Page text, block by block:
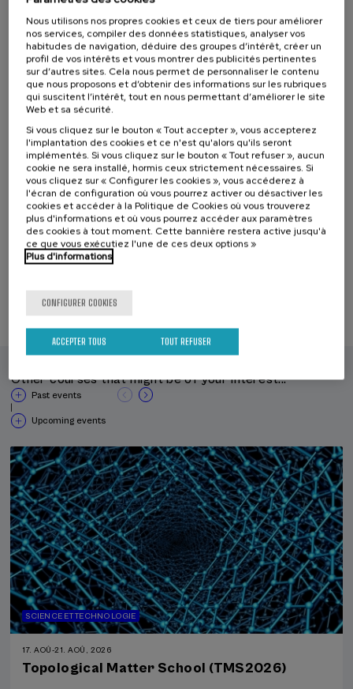
estas edades.
Iniciarse/Profundizar en los ámbitos y dimensiones de esta
intervención educativa centrada en el respeto al bebé y niño
pequeño.
Date d'échéance
Liste
d'attente
Enrollment deadline completed
Directeur(-
trice)
cours
DIRECTEUR(-TRICE) DU COURS
Elena Herrán Izagirre
UPV/EHU, Profesora Agregada
Reconnaissance officielle par l'État: 30 heures
Aurrez aurrekoa
Other courses that might be of your interest...
Past events
Upcoming events
SCIENCE ET TECHNOLOGIE
17. AOÛ-21. AOÛ, 2026
Topological Matter School (TMS2026)
Nous utilisons nos propres cookies et ceux de tiers pour améliorer
nos services, compiler des données statistiques, analyser vos
habitudes de navigation, déduire des groupes d’intérêt, créer un
profil de vos intérêts et vous montrer des publicités pertinentes
sur d’autres sites. Cela nous permet de personnaliser le contenu
que nous proposons et d’obtenir des informations sur les rubriques
qui suscitent l’intérêt, tout en nous permettant d’améliorer le site
Web et sa sécurité.
Si vous cliquez sur le bouton « Tout accepter », vous accepterez
l'implantation des cookies et ce n'est qu'alors qu'ils seront
implémentés. Si vous cliquez sur le bouton « Tout refuser », aucun
cookie ne sera installé, hormis ceux strictement nécessaires. Si
vous cliquez sur « Configurer les cookies », vous accéderez à
l'écran de configuration où vous pourrez activer ou désactiver les
cookies et accéder à la Politique de Cookies où vous trouverez
plus d'informations et où vous pourrez accéder aux paramètres
des cookies à tout moment. Cette bannière restera active jusqu'à
ce que vous exécutiez l'une de ces deux options »
Plus d'informations
CONFIGURER COOKIES
TOUT REFUSER
ACCEPTER TOUS